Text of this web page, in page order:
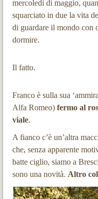
mercoledì di maggio,
squarciato in due la vita
di guardare il mondo con
dormire.
Il fatto.
Franco è sulla sua
Alfa Romeo) fermo al
viale.
A fianco c’è un’altra
che, senza apparente
batte ciglio, siamo a
sono una novità. Altro